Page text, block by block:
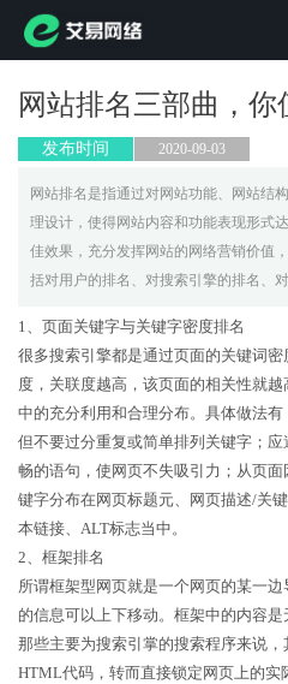
网站排名三部曲，你
发布时间 2020-09-03
网站排名是指通过对网站功能、网站结
理设计，使得网站内容和功能表现形式
佳效果，充分发挥网站的网络营销价值
括对用户的排名、对搜索引擎的排名、
1、页面关键字与关键字密度排名
很多搜索引擎都是通过页面的关键词
度，关联度越高，该页面的相关性就
中的充分利用和合理分布。具体做法
但不要过分重复或简单排列关键字；
畅的语句，使网页不失吸引力；从页
键字分布在网页标题元、网页描述/关
本链接、ALT标志当中。
2、框架排名
所谓框架型网页就是一个网页的某一
的信息可以上下移动。框架中的内容
那些主要为搜索引掌的搜索程序来说
HTML代码，转而直接锁定网页上的